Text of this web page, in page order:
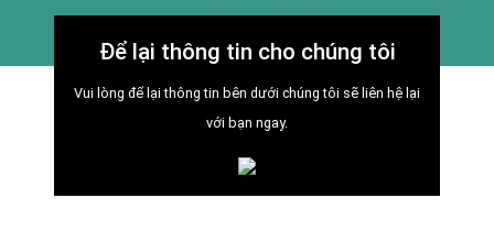
Để lại thông tin cho chúng tôi
Vui lòng để lại thông tin bên dưới chúng tôi sẽ liên hệ lại
với bạn ngay.